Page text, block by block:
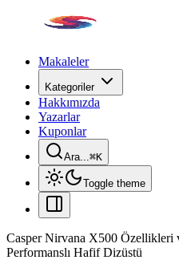
Makaleler
Kategoriler
Hakkımızda
Yazarlar
Kuponlar
Ara...⌘K
Toggle theme
Casper Nirvana X500 Özellikleri
Performanslı Hafif Dizüstü